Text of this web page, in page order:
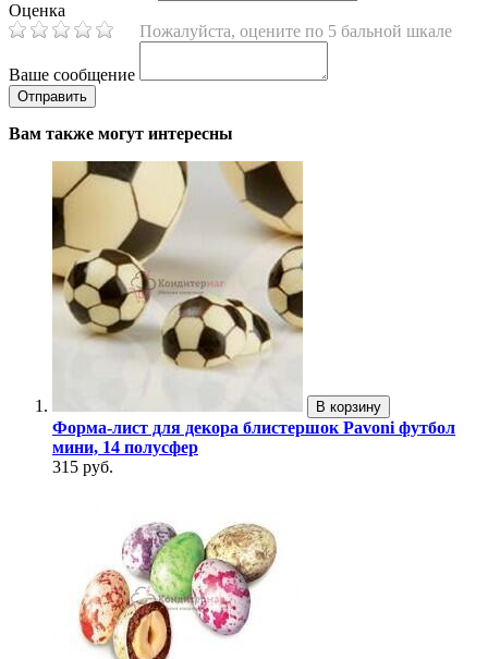
Оценка
Пожалуйста, оцените по 5 бальной шкале
Ваше сообщение
Вам также могут интересны
В корзину
Форма-лист для декора блистершок Pavoni футбол
мини, 14 полусфер
315 руб.